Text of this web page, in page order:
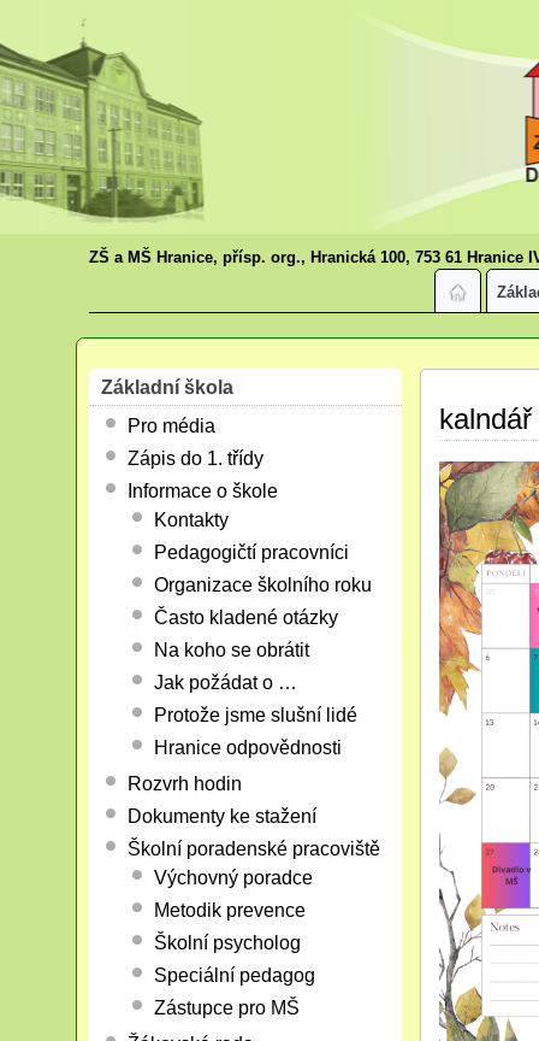
ZŠ a MŠ Hranice, přísp. org., Hranická 100, 753 61 Hranice
Základní škola
Pro média
Zápis do 1. třídy
Informace o škole
Kontakty
Pedagogičtí pracovníci
Organizace školního roku
Často kladené otázky
Na koho se obrátit
Jak požádat o …
Protože jsme slušní lidé
Hranice odpovědnosti
Rozvrh hodin
Dokumenty ke stažení
Školní poradenské pracoviště
Výchovný poradce
Metodik prevence
Školní psycholog
Speciální pedagog
Zástupce pro MŠ